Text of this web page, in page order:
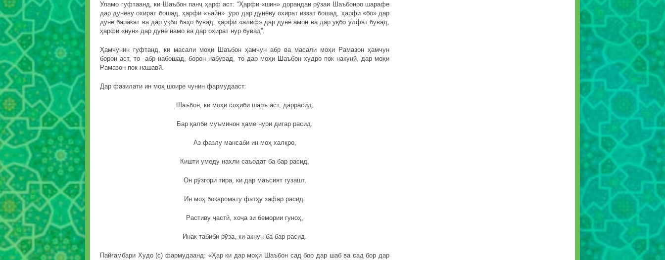
Уламо гуфтаанд, ки Шаъбон панҷ ҳарф аст: “Ҳарфи «шин» дорандаи рӯзаи Шаъбонро шарафе
дар дунёву охират бошад, ҳарфи «ъайн» ӯро дар дунёву охират иззат бошад, ҳарфи «бо» дар
дунё баракат ва дар уқбо баҳо бувад, ҳарфи «алиф» дар дунё амон ва дар уқбо улфат бувад,
ҳарфи «нун» дар дунё намо ва дар охират нур бувад”.
Ҳамчунин гуфтанд, ки масали моҳи Шаъбон ҳамчун абр ва масали моҳи Рамазон ҳамчун
борон аст, то абр набошад, борон набувад, то дар моҳи Шаъбон худро пок накунӣ, дар моҳи
Рамазон пок нашавӣ.
Дар фазилати ин моҳ шоире чунин фармудааст:
Шаъбон, ки моҳи соҳиби шаръ аст, даррасид,
Бар қалби муъминон ҳаме нури дигар расид.
Аз фазлу мансаби ин моҳ халқро,
Кишти умеду нахли саъодат ба бар расид,
Он рӯзгори тира, ки дар маъсият гузашт,
Ин моҳ бокаромату фатҳу зафар расид.
Растиву ҷастӣ, хоҷа зи бемории гуноҳ,
Инак табиби рӯза, ки акнун ба бар расид.
Пайғамбари Худо (с) фармудаанд: «Ҳар ки дар моҳи Шаъбон сад бор дар шаб ва сад бор дар